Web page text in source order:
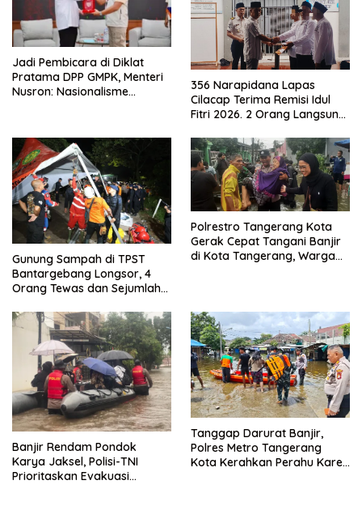
Jadi Pembicara di Diklat
Pratama DPP GMPK, Menteri
Nusron: Nasionalisme
356 Narapidana Lapas
Cilacap Terima Remisi Idul
Fitri 2026. 2 Orang Langsung
Gunung Sampah di TPST
Bantargebang Longsor, 4
Orang Tewas dan Sejumlah
Polrestro Tangerang Kota
Gerak Cepat Tangani Banjir
di Kota Tangerang, Warga
Banjir Rendam Pondok
Karya Jaksel, Polisi-TNI
Prioritaskan Evakuasi
Tanggap Darurat Banjir,
Polres Metro Tangerang
Kota Kerahkan Perahu Karet